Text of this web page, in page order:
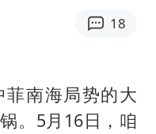
延续良好增长态势
陈幸同晋级WTT横滨冠军赛8强
国防部：坚决反制任何闹海挑衅图谋
18
南海局势的大
。5月16日，咱